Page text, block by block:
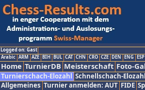
Logged on: Gast
Arabic ARM AZE BIH BUL CAT CHN CRO CZE DEN ENG ESP
Home TurnierDB Meisterschaft Foto-
Turnierschach-Elozahl Schnellschach-Elozahl
Allgemeines Turnier anmelden: AUT FIDE